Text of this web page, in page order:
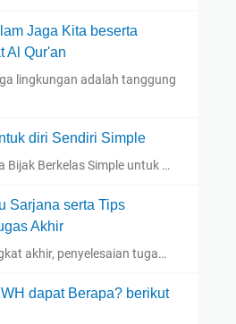
Jaga Kita beserta
Al Qur'an
lingkungan adalah tanggung
diri Sendiri Simple
Bijak Berkelas Simple untuk …
Sarjana serta Tips
Akhir
akhir, penyelesaian tuga…
dapat Berapa? berikut